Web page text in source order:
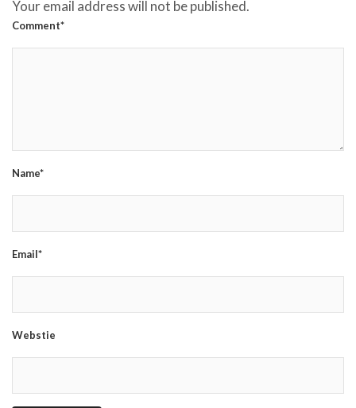
Your email address will not be published.
Comment*
Name*
Email*
Webstie